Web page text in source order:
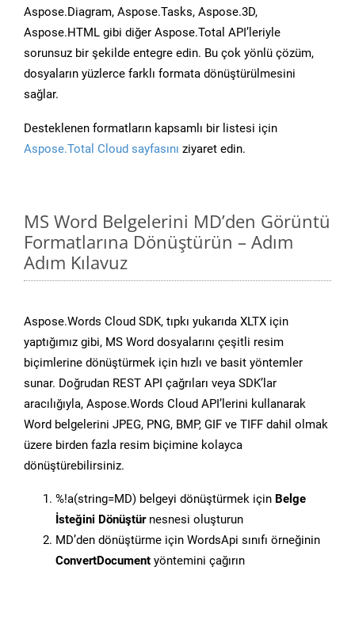
Aspose.Diagram, Aspose.Tasks, Aspose.3D,
Aspose.HTML gibi diğer Aspose.Total API’leriyle
sorunsuz bir şekilde entegre edin. Bu çok yönlü çözüm,
dosyaların yüzlerce farklı formata dönüştürülmesini
sağlar.
Desteklenen formatların kapsamlı bir listesi için
Aspose.Total Cloud sayfasını ziyaret edin.
MS Word Belgelerini MD’den Görüntü
Formatlarına Dönüştürün – Adım
Adım Kılavuz
Aspose.Words Cloud SDK, tıpkı yukarıda XLTX için
yaptığımız gibi, MS Word dosyalarını çeşitli resim
biçimlerine dönüştürmek için hızlı ve basit yöntemler
sunar. Doğrudan REST API çağrıları veya SDK’lar
aracılığıyla, Aspose.Words Cloud API’lerini kullanarak
Word belgelerini JPEG, PNG, BMP, GIF ve TIFF dahil olmak
üzere birden fazla resim biçimine kolayca
dönüştürebilirsiniz.
%!a(string=MD) belgeyi dönüştürmek için Belge
İsteğini Dönüştürnesnesi oluşturun
MD’den dönüştürme için WordsApi sınıfı örneğinin
ConvertDocument yöntemini çağırın